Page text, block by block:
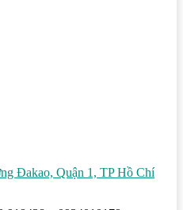
Đakao, Quận 1, TP Hồ Chí